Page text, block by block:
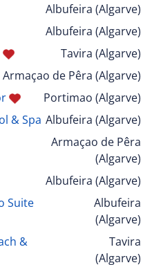
Albufeira (Algarve)
Albufeira (Algarve)
Tavira (Algarve)
Armaçao de Pêra (Algarve)
Portimao (Algarve)
& Spa Albufeira (Algarve)
Armaçao de Pêra
(Algarve)
Albufeira (Algarve)
Suite
Albufeira
(Algarve)
&
Tavira
(Algarve)